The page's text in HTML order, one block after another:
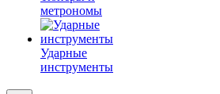
метрономы
Ударные
инструменты